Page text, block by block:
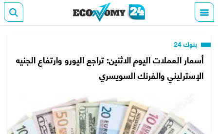
بنوك 24
أسعار العملات اليوم الاثنين: تراجع اليورو وارتفاع الجنيه
الإسترليني والفرنك السويسري